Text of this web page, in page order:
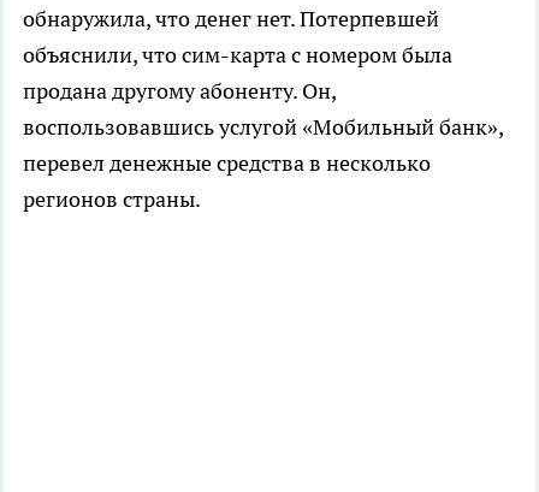
обнаружила, что денег нет. Потерпевшей
объяснили, что сим-карта с номером была
продана другому абоненту. Он,
воспользовавшись услугой «Мобильный банк»,
перевел денежные средства в несколько
регионов страны.